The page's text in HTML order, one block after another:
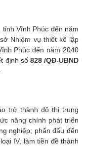
Vĩnh Phúc đến năm
Nhiệm vụ thiết kế lập
Phúc đến năm 2040
định số 828 /QĐ-UBND
trở thành đô thị trung
năng chính phát triển
nghiệp; phấn đấu đến
IV, làm tiền đề thành